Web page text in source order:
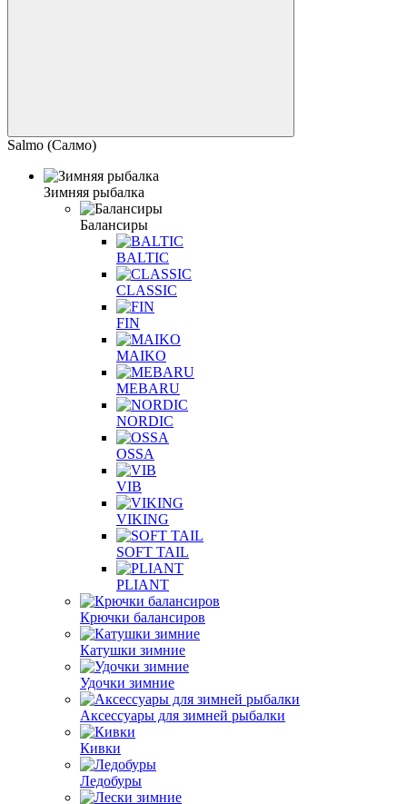
Salmo (Салмо)
Зимняя рыбалка
Балансиры
BALTIC
CLASSIC
FIN
MAIKO
MEBARU
NORDIC
OSSA
VIB
VIKING
SOFT TAIL
PLIANT
Крючки балансиров
Катушки зимние
Удочки зимние
Аксессуары для зимней рыбалки
Кивки
Ледобуры